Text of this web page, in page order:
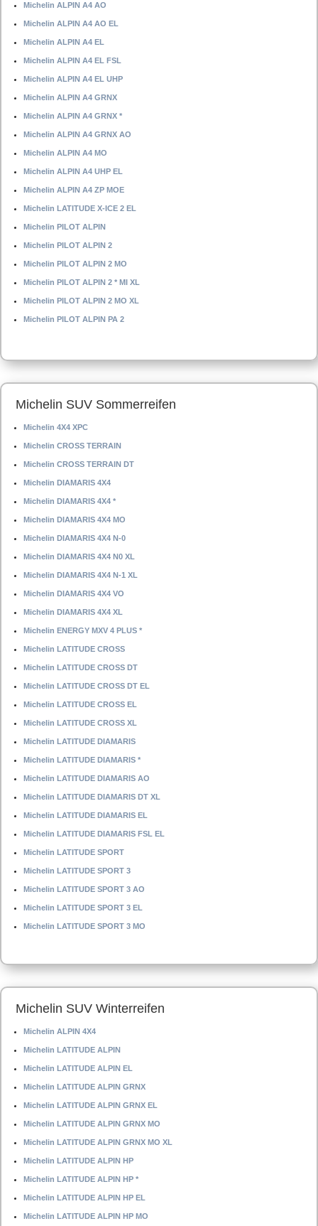
Michelin ALPIN A4 AO
Michelin ALPIN A4 AO EL
Michelin ALPIN A4 EL
Michelin ALPIN A4 EL FSL
Michelin ALPIN A4 EL UHP
Michelin ALPIN A4 GRNX
Michelin ALPIN A4 GRNX *
Michelin ALPIN A4 GRNX AO
Michelin ALPIN A4 MO
Michelin ALPIN A4 UHP EL
Michelin ALPIN A4 ZP MOE
Michelin LATITUDE X-ICE 2 EL
Michelin PILOT ALPIN
Michelin PILOT ALPIN 2
Michelin PILOT ALPIN 2 MO
Michelin PILOT ALPIN 2 * MI XL
Michelin PILOT ALPIN 2 MO XL
Michelin PILOT ALPIN PA 2
Michelin SUV Sommerreifen
Michelin 4X4 XPC
Michelin CROSS TERRAIN
Michelin CROSS TERRAIN DT
Michelin DIAMARIS 4X4
Michelin DIAMARIS 4X4 *
Michelin DIAMARIS 4X4 MO
Michelin DIAMARIS 4X4 N-0
Michelin DIAMARIS 4X4 N0 XL
Michelin DIAMARIS 4X4 N-1 XL
Michelin DIAMARIS 4X4 VO
Michelin DIAMARIS 4X4 XL
Michelin ENERGY MXV 4 PLUS *
Michelin LATITUDE CROSS
Michelin LATITUDE CROSS DT
Michelin LATITUDE CROSS DT EL
Michelin LATITUDE CROSS EL
Michelin LATITUDE CROSS XL
Michelin LATITUDE DIAMARIS
Michelin LATITUDE DIAMARIS *
Michelin LATITUDE DIAMARIS AO
Michelin LATITUDE DIAMARIS DT XL
Michelin LATITUDE DIAMARIS EL
Michelin LATITUDE DIAMARIS FSL EL
Michelin LATITUDE SPORT
Michelin LATITUDE SPORT 3
Michelin LATITUDE SPORT 3 AO
Michelin LATITUDE SPORT 3 EL
Michelin LATITUDE SPORT 3 MO
Michelin SUV Winterreifen
Michelin ALPIN 4X4
Michelin LATITUDE ALPIN
Michelin LATITUDE ALPIN EL
Michelin LATITUDE ALPIN GRNX
Michelin LATITUDE ALPIN GRNX EL
Michelin LATITUDE ALPIN GRNX MO
Michelin LATITUDE ALPIN GRNX MO XL
Michelin LATITUDE ALPIN HP
Michelin LATITUDE ALPIN HP *
Michelin LATITUDE ALPIN HP EL
Michelin LATITUDE ALPIN HP MO